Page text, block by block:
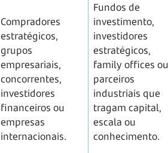
Compradores
estratégicos,
grupos
empresariais,
concorrentes,
investidores
financeiros ou
empresas
internacionais.
Fundos de
investimento,
investidores
estratégicos,
family offices ou
parceiros
industriais que
tragam capital,
escala ou